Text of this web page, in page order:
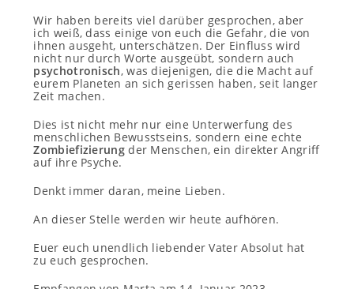
Wir haben bereits viel darüber gesprochen, aber
ich weiß, dass einige von euch die Gefahr, die von
ihnen ausgeht, unterschätzen. Der Einfluss wird
nicht nur durch Worte ausgeübt, sondern auch
psychotronisch, was diejenigen, die die Macht auf
eurem Planeten an sich gerissen haben, seit langer
Zeit machen.
Dies ist nicht mehr nur eine Unterwerfung des
menschlichen Bewusstseins, sondern eine echte
Zombiefizierungder Menschen, ein direkter Angriff
auf ihre Psyche.
Denkt immer daran, meine Lieben.
An dieser Stelle werden wir heute aufhören.
Euer euch unendlich liebender Vater Absolut hat
zu euch gesprochen.